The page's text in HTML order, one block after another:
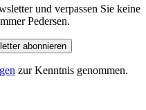
und verpassen Sie keine
Pedersen.
abonnieren
zur Kenntnis genommen.